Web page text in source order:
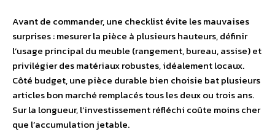
Avant de commander, une checklist évite les mauvaises
surprises : mesurer la pièce à plusieurs hauteurs, définir
l’usage principal du meuble (rangement, bureau, assise) et
privilégier des matériaux robustes, idéalement locaux.
Côté budget, une pièce durable bien choisie bat plusieurs
articles bon marché remplacés tous les deux ou trois ans.
Sur la longueur, l’investissement réfléchi coûte moins cher
que l’accumulation jetable.